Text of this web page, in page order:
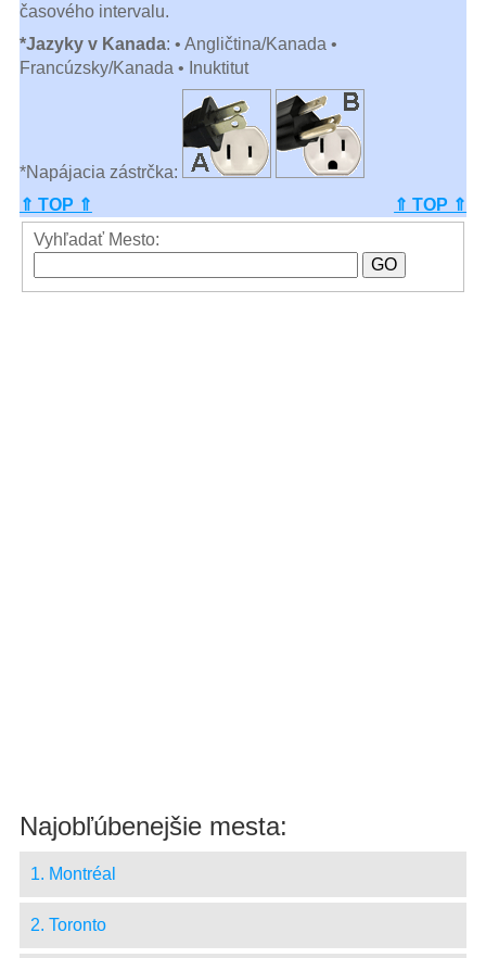
časového intervalu.
*Jazyky v Kanada: • Angličtina/Kanada •
Francúzsky/Kanada • Inuktitut
*Napájacia zástrčka:
⇑ TOP ⇑
⇑ TOP ⇑
Vyhľadať Mesto:
Najobľúbenejšie mesta:
1. Montréal
2. Toronto